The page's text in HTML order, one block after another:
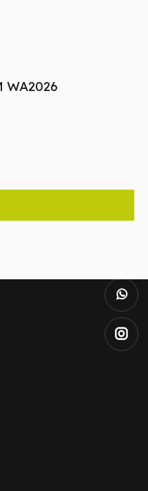
WA2026